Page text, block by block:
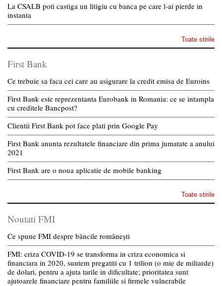
La CSALB poti castiga un litigiu cu banca pe care l-ai pierde in
instanta
Toate stirile
First Bank
Ce trebuie sa faca cei care au asigurare la credit emisa de Euroins
First Bank este reprezentanta Eurobank in Romania: ce se intampla
cu creditele Bancpost?
Clientii First Bank pot face plati prin Google Pay
First Bank anunta rezultatele financiare din prima jumatate a anului
2021
First Bank are o noua aplicatie de mobile banking
Toate stirile
Noutati FMI
Ce spune FMI despre băncile românești
FMI: criza COVID-19 se transforma in criza economica si
financiara in 2020, suntem pregatiti cu 1 trilion (o mie de miliarde)
de dolari, pentru a ajuta tarile in dificultate; prioritatea sunt
ajutoarele financiare pentru familiile si firmele vulnerabile